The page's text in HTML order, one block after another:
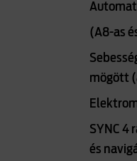
(A8-as
mögött
SYNC 4
és